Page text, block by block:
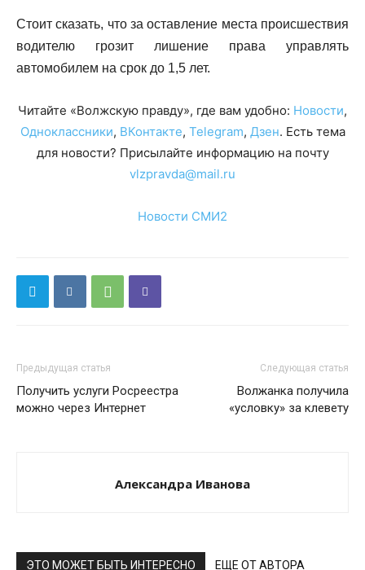
Стоит сказать, что за оставление места происшествия
водителю грозит лишение права управлять
автомобилем на срок до 1,5 лет.
Читайте «Волжскую правду», где вам удобно: Новости,
Одноклассники, ВКонтакте, Telegram, Дзен. Есть тема
для новости? Присылайте информацию на почту
vlzpravda@mail.ru
Новости СМИ2
Предыдущая статья
Получить услуги Росреестра
можно через Интернет
Следующая статья
Волжанка получила
«условку» за клевету
Александра Иванова
ЭТО МОЖЕТ БЫТЬ ИНТЕРЕСНО ЕЩЕ ОТ АВТОРА